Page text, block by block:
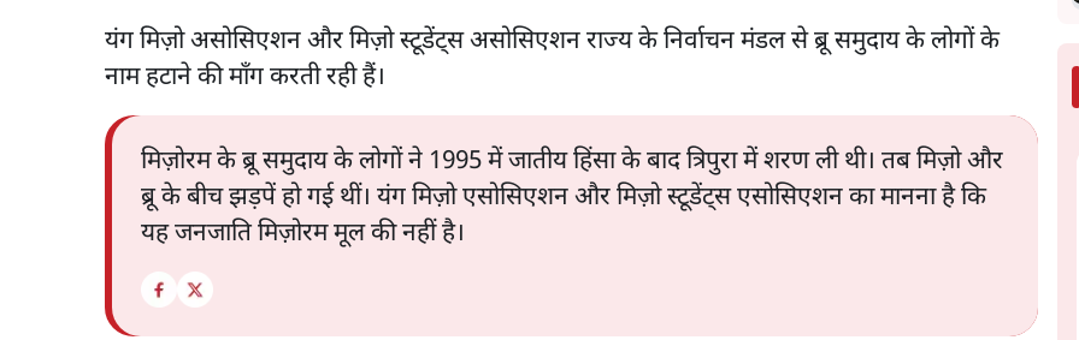
यंग मिज़ो असोसिएशन और मिज़ो स्टूडेंट्स असोसिएशन राज्य के निर्वाचन मंडल से ब्रू समुदाय के लोगों के
नाम हटाने की माँग करती रही हैं।
मिज़ोरम के ब्रू समुदाय के लोगों ने 1995 में जातीय हिंसा के बाद त्रिपुरा में शरण ली थी। तब मिज़ो और
ब्रू के बीच झड़पें हो गई थीं। यंग मिज़ो एसोसिएशन और मिज़ो स्टूडेंट्स एसोसिएशन का मानना है कि
यह जनजाति मिज़ोरम मूल की नहीं है।